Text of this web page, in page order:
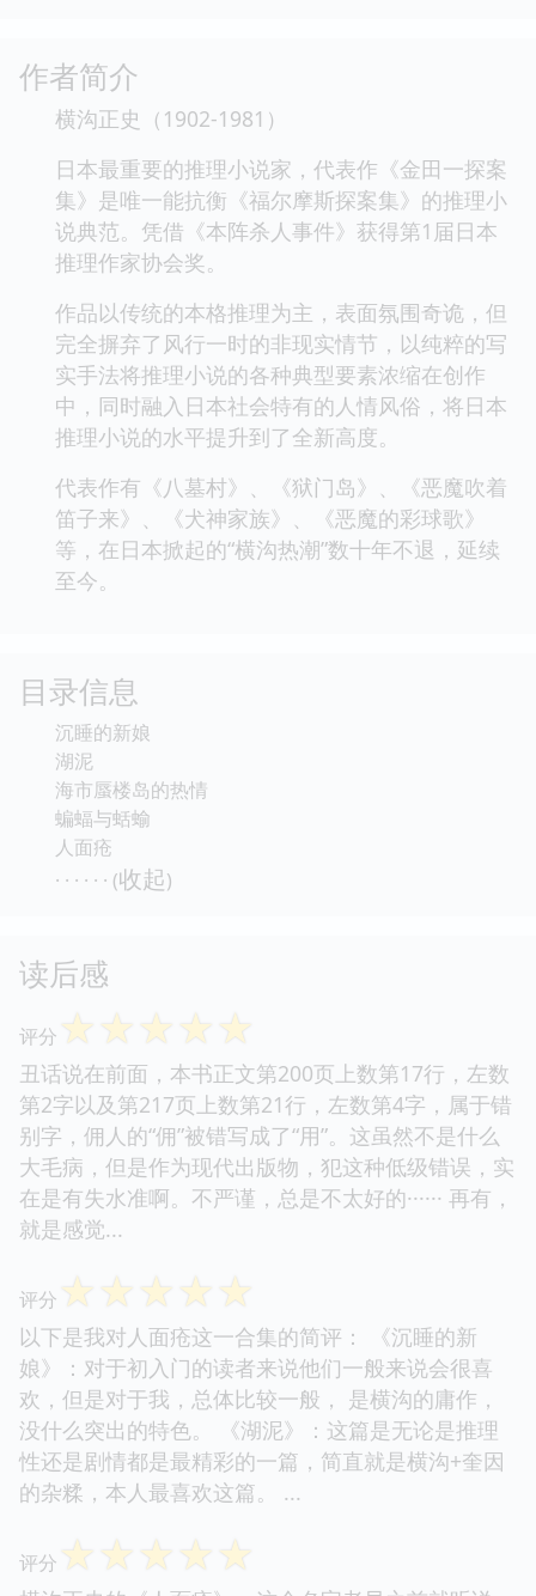
作者简介
横沟正史（1902-1981）
日本最重要的推理小说家，代表作《金田一探案
集》是唯一能抗衡《福尔摩斯探案集》的推理小
说典范。凭借《本阵杀人事件》获得第1届日本
推理作家协会奖。
作品以传统的本格推理为主，表面氛围奇诡，但
完全摒弃了风行一时的非现实情节，以纯粹的写
实手法将推理小说的各种典型要素浓缩在创作
中，同时融入日本社会特有的人情风俗，将日本
推理小说的水平提升到了全新高度。
代表作有《八墓村》、《狱门岛》、《恶魔吹着
笛子来》、《犬神家族》、《恶魔的彩球歌》
等，在日本掀起的“横沟热潮”数十年不退，延续
至今。
目录信息
沉睡的新娘
湖泥
海市蜃楼岛的热情
蝙蝠与蛞蝓
人面疮
· · · · · · (收起)
读后感
评分 ☆☆☆☆☆
丑话说在前面，本书正文第200页上数第17行，左数
第2字以及第217页上数第21行，左数第4字，属于错
别字，佣人的“佣”被错写成了“用”。这虽然不是什么
大毛病，但是作为现代出版物，犯这种低级错误，实
在是有失水准啊。不严谨，总是不太好的······ 再有，
就是感觉...
评分 ☆☆☆☆☆
以下是我对人面疮这一合集的简评： 《沉睡的新
娘》：对于初入门的读者来说他们一般来说会很喜
欢，但是对于我，总体比较一般， 是横沟的庸作，
没什么突出的特色。 《湖泥》：这篇是无论是推理
性还是剧情都是最精彩的一篇，简直就是横沟+奎因
的杂糅，本人最喜欢这篇。 ...
评分 ☆☆☆☆☆